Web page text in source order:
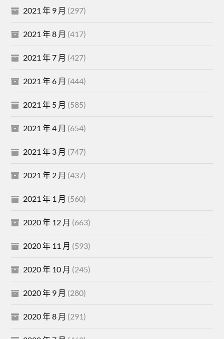
2021 年 9 月 (297)
2021 年 8 月 (417)
2021 年 7 月 (427)
2021 年 6 月 (444)
2021 年 5 月 (585)
2021 年 4 月 (654)
2021 年 3 月 (747)
2021 年 2 月 (437)
2021 年 1 月 (560)
2020 年 12 月 (663)
2020 年 11 月 (593)
2020 年 10 月 (245)
2020 年 9 月 (280)
2020 年 8 月 (291)